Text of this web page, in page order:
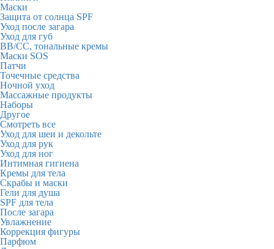
Маски
Защита от солнца SPF
Уход после загара
Уход для губ
BB/CC, тональные кремы
Маски SOS
Патчи
Точечные средства
Ночной уход
Массажные продукты
Наборы
Другое
Смотреть все
Уход для шеи и декольте
Уход для рук
Уход для ног
Интимная гигиена
Кремы для тела
Скрабы и маски
Гели для душа
SPF для тела
После загара
Увлажнение
Коррекция фигуры
Парфюм